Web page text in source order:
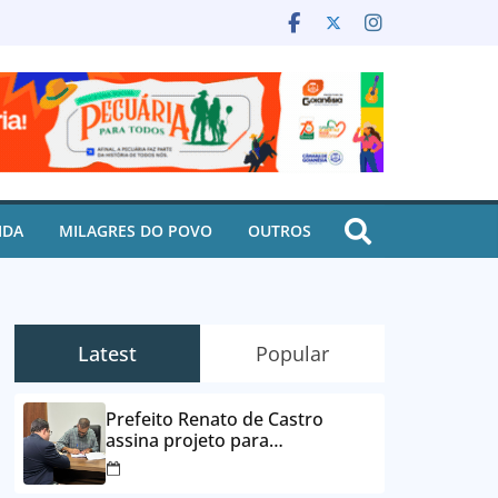
MILAGRES DO POVO OUTROS
Latest Popular
Prefeito Renato de Castro
assina projeto para
desbloqueio de contas e
parcelamento de dívidas em até